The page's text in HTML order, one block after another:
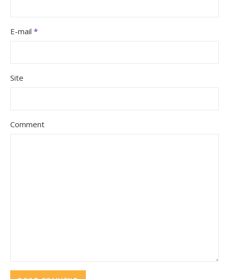
E-mail *
Site
Comment